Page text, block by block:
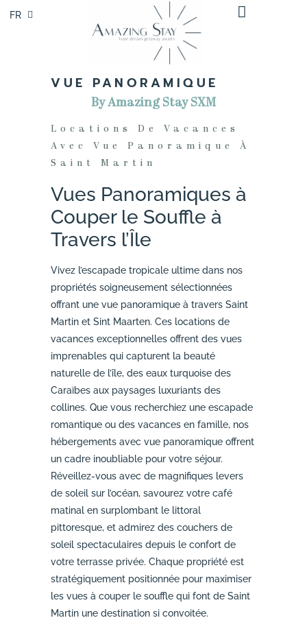
FR
EN
VUE PANORAMIQUE
By Amazing Stay SXM
Locations De Vacances
Avec Vue Panoramique À
Saint Martin
Vues Panoramiques à
Couper le Souffle à
Travers l’Île
Vivez l’escapade tropicale ultime dans nos
propriétés soigneusement sélectionnées
offrant une vue panoramique à travers Saint
Martin et Sint Maarten. Ces locations de
vacances exceptionnelles offrent des vues
imprenables qui capturent la beauté
naturelle de l’île, des eaux turquoise des
Caraïbes aux paysages luxuriants des
collines. Que vous recherchiez une escapade
romantique ou des vacances en famille, nos
hébergements avec vue panoramique offrent
un cadre inoubliable pour votre séjour.
Réveillez-vous avec de magnifiques levers
de soleil sur l’océan, savourez votre café
matinal en surplombant le littoral
pittoresque, et admirez des couchers de
soleil spectaculaires depuis le confort de
votre terrasse privée. Chaque propriété est
stratégiquement positionnée pour maximiser
les vues à couper le souffle qui font de Saint
Martin une destination si convoitée.